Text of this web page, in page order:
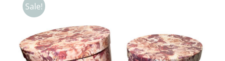
Sale!